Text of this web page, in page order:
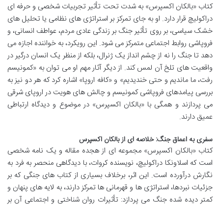
کتاب «بالکان اکسپرس» به شدت تحت تأثیر تجربیات شخصی و حرفه ای
دراکولیچ قرار دارد. او به جای تمرکز بر استراتژی های نظامی یا تحلیل های
خشک سیاسی، بر روی تأثیر جنگ بر زندگی عادی مردم، عواطف انسانی، و
فروپاشی روابط اجتماعی متمرکز می شود. این رویکرد، به خواننده اجازه می
دهد تا جنگ را نه از چشم انداز یک ژنرال، بلکه از منظر یک انسان درگیر در
واقعیت های تلخ آن لمس کند. از دیگر آثار مهم او می توان به «کمونیسم
رفت، ما ماندیم و حتی خندیدیم» و «کافه اروپا» اشاره کرد که هر دو نیز به
بررسی پیامدهای فروپاشی کمونیسم و چالش های هویت در اروپای شرقی
می پردازند و همگی با «بالکان اکسپرس» در موضوع و دیدگاه ارتباطی
عمیق دارند.
سفری به اعماق جنگ: خلاصه ای از بالکان اکسپرس
کتاب «بالکان اکسپرس» مجموعه ای از هجده مقاله و یک نامه شخصی
است که اسلاونکا دراکولیچ، نویسنده کروات، با دیدگاهی منحصر به فرد به
نگارش درآورده است. این اثر، برخلاف بسیاری از کتاب های جنگی که بر
جزئیات نبردها، استراتژی ها و قهرمانی ها تمرکز دارند، به لایه های پنهان و
کمتر دیده شده جنگ می پردازد: تأثیرات روان شناختی و اجتماعی آن بر